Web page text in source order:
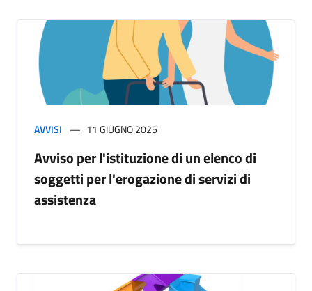
AVVISI 11 GIUGNO 2025
Avviso per l'istituzione di un elenco di
soggetti per l'erogazione di servizi di
assistenza